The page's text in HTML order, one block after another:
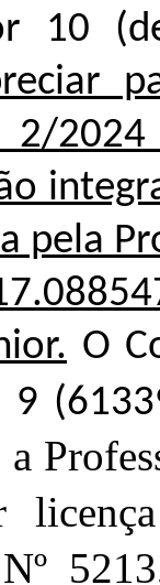
10
2/
pela
O
9 (